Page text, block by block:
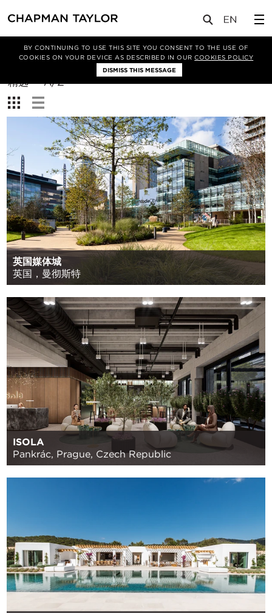
BY CONTINUING TO USE THIS SITE YOU CONSENT TO THE USE OF
COOKIES ON YOUR DEVICE AS DESCRIBED IN OURCOOKIES POLICY
DISMISS THIS MESSAGE
筛选条件
排
序
方
式：
精选
A/Z
查
看：
英国媒体城
英国，曼彻斯特
ISOLA
Pankrác, Prague, Czech Republic